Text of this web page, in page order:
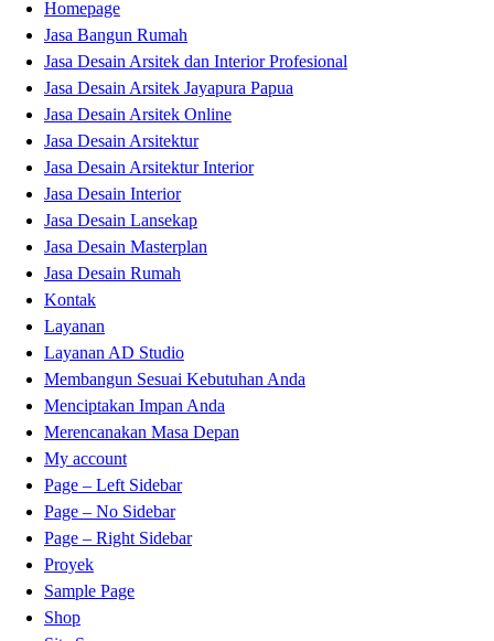
Homepage
Jasa Bangun Rumah
Jasa Desain Arsitek dan Interior Profesional
Jasa Desain Arsitek Jayapura Papua
Jasa Desain Arsitek Online
Jasa Desain Arsitektur
Jasa Desain Arsitektur Interior
Jasa Desain Interior
Jasa Desain Lansekap
Jasa Desain Masterplan
Jasa Desain Rumah
Kontak
Layanan
Layanan AD Studio
Membangun Sesuai Kebutuhan Anda
Menciptakan Impan Anda
Merencanakan Masa Depan
My account
Page – Left Sidebar
Page – No Sidebar
Page – Right Sidebar
Proyek
Sample Page
Shop